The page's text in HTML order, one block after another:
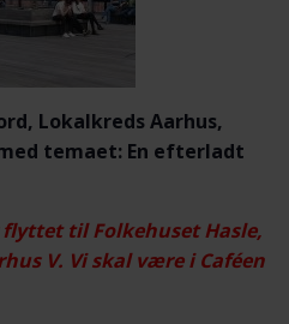
Lokalkreds Aarhus,
temaet: En efterladt
til Folkehuset Hasle,
V. Vi skal være i Caféen